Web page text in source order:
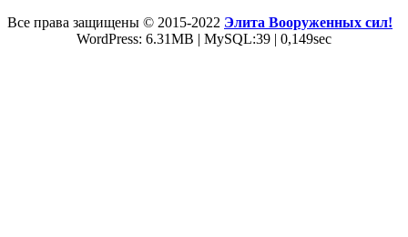
Все права защищены © 2015-2022 Элита Вооруженных сил!
WordPress: 6.31MB | MySQL:39 | 0,149sec